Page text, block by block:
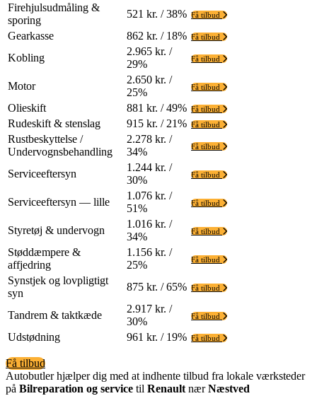
Firehjulsudmåling &
sporing
521 kr. / 38% Få tilbud
Gearkasse 862 kr. / 18% Få tilbud
Kobling
2.965 kr. /
29%
Få tilbud
Motor
2.650 kr. /
25%
Få tilbud
Olieskift 881 kr. / 49% Få tilbud
Rudeskift & stenslag 915 kr. / 21% Få tilbud
Rustbeskyttelse /
Undervognsbehandling
2.278 kr. /
34%
Få tilbud
Serviceeftersyn
1.244 kr. /
30%
Få tilbud
Serviceeftersyn — lille
1.076 kr. /
51%
Få tilbud
Styretøj & undervogn
1.016 kr. /
34%
Få tilbud
Støddæmpere &
affjedring
1.156 kr. /
25%
Få tilbud
Synstjek og lovpligtigt
syn
875 kr. / 65% Få tilbud
Tandrem & taktkæde
2.917 kr. /
30%
Få tilbud
Udstødning 961 kr. / 19% Få tilbud
Få tilbud
Autobutler hjælper dig med at indhente tilbud fra lokale værksteder
på Bilreparation og service til Renault nærNæstved